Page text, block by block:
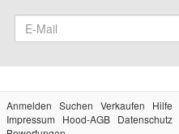
Anmelden Suchen Verkaufen
Hilfe
Impressum
Hood-AGB Datenschutz